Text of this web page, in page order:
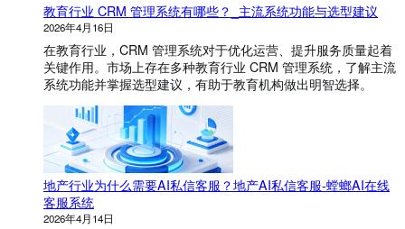
教育行业 CRM 管理系统有哪些？_主流系统功能与选型建议
2026年4月16日
在教育行业，CRM 管理系统对于优化运营、提升服务质量起着
关键作用。市场上存在多种教育行业 CRM 管理系统，了解主流
系统功能并掌握选型建议，有助于教育机构做出明智选择。
地产行业为什么需要AI私信客服？地产AI私信客服-螳螂AI在线
客服系统
2026年4月14日